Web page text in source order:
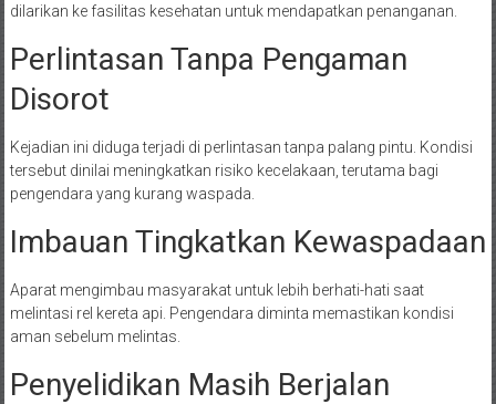
dilarikan ke fasilitas kesehatan untuk mendapatkan penanganan.
Perlintasan Tanpa Pengaman
Disorot
Kejadian ini diduga terjadi di perlintasan tanpa palang pintu. Kondisi
tersebut dinilai meningkatkan risiko kecelakaan, terutama bagi
pengendara yang kurang waspada.
Imbauan Tingkatkan Kewaspadaan
Aparat mengimbau masyarakat untuk lebih berhati-hati saat
melintasi rel kereta api. Pengendara diminta memastikan kondisi
aman sebelum melintas.
Penyelidikan Masih Berjalan